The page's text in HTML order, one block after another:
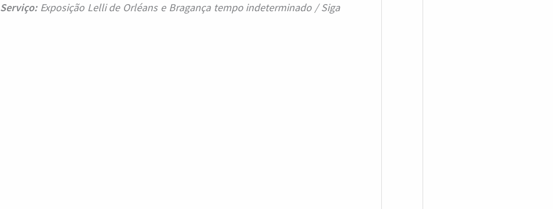
Serviço:Exposição Lelli de Orléans e Bragança tempo indeterminado / Siga